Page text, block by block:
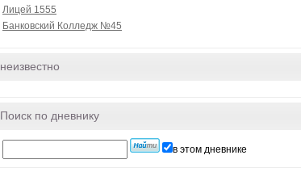
Лицей 1555
Банковский Колледж №45
неизвестно
Поиск по дневнику
в этом дневнике